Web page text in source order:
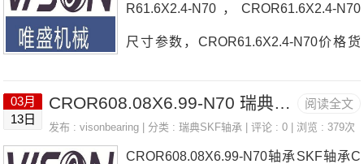
R61.6X2.4-N70，CROR61.6X2.4-N70
尺寸参数，CROR61.6X2.4-N70价格货
与客服人员咨询CROR61.6X2.4-N70的
阅读全文
03月
13日
CROR608.08X6.99-N70 瑞典SKF轴承 FC20EC
发布 :visonbearing | 分类 :瑞典SKF轴承 | 评论 : 0 | 浏览 : 379次
CROR608.08X6.99-N70轴承SKF轴承C